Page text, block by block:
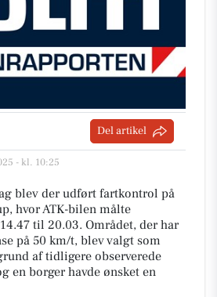
Del artikel
- kl. 10:25
blev der udført fartkontrol på
hvor ATK-bilen målte
til 20.03. Området, der har
på 50 km/t, blev valgt som
af tidligere observerede
en borger havde ønsket en